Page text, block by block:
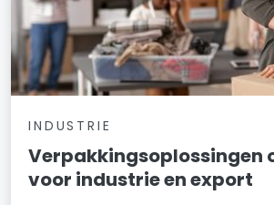
INDUSTRIE
Verpakkingsoplossingen
voor industrie en export